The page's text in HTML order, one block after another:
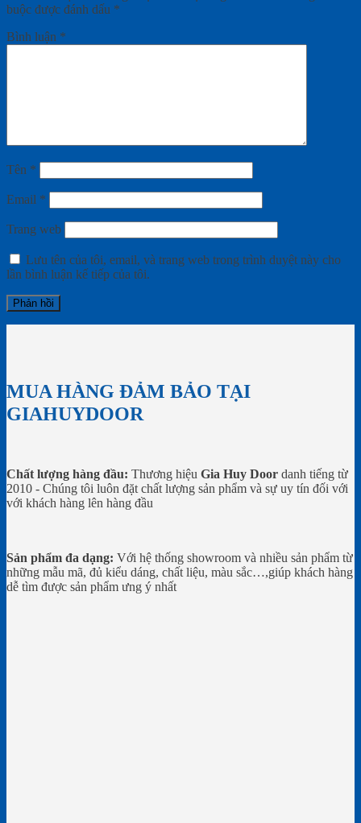
buộc được đánh dấu *
Bình luận *
Tên *
Email *
Trang web
Lưu tên của tôi, email, và trang web trong trình duyệt này cho
lần bình luận kế tiếp của tôi.
MUA HÀNG ĐẢM BẢO TẠI
GIAHUYDOOR
Chất lượng hàng đầu: Thương hiệu Gia Huy Door danh tiếng từ
2010 - Chúng tôi luôn đặt chất lượng sản phẩm và sự uy tín đối với
với khách hàng lên hàng đầu
Sản phẩm đa dạng: Với hệ thống showroom và nhiều sản phẩm từ
những mẫu mã, đủ kiểu dáng, chất liệu, màu sắc…,giúp khách hàng
dễ tìm được sản phẩm ưng ý nhất